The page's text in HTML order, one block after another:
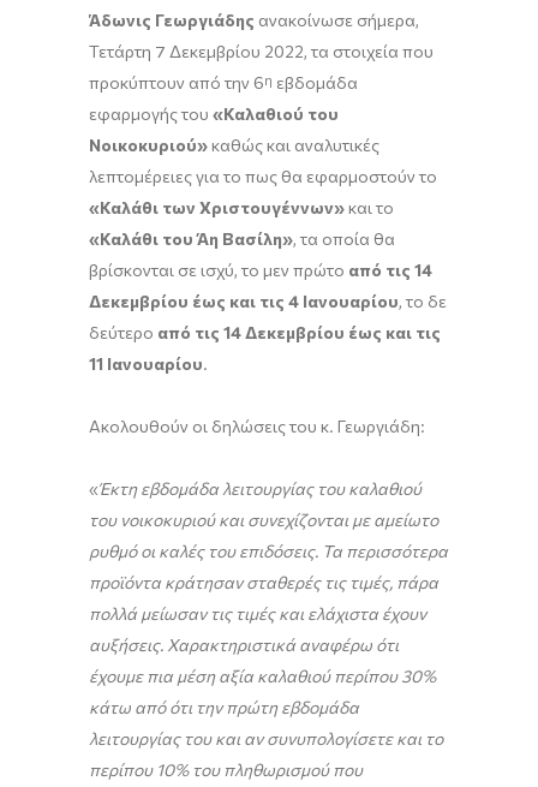
Άδωνις Γεωργιάδης ανακοίνωσε σήμερα,
Τετάρτη 7 Δεκεμβρίου 2022, τα στοιχεία που
προκύπτουν από την 6η εβδομάδα
εφαρμογής του «Καλαθιού του
Νοικοκυριού»καθώς και αναλυτικές
λεπτομέρειες για το πως θα εφαρμοστούν το
«Καλάθι των Χριστουγέννων»και το
«Καλάθι του Άη Βασίλη», τα οποία θα
βρίσκονται σε ισχύ, το μεν πρώτο από τις 14
Δεκεμβρίου έως και τις 4 Ιανουαρίου, το δε
δεύτερο από τις 14 Δεκεμβρίου έως και τις
11 Ιανουαρίου.
Ακολουθούν οι δηλώσεις του κ. Γεωργιάδη:
«Έκτη εβδομάδα λειτουργίας του καλαθιού
του νοικοκυριού και συνεχίζονται με αμείωτο
ρυθμό οι καλές του επιδόσεις. Τα περισσότερα
προϊόντα κράτησαν σταθερές τις τιμές, πάρα
πολλά μείωσαν τις τιμές και ελάχιστα έχουν
αυξήσεις. Χαρακτηριστικά αναφέρω ότι
έχουμε πια μέση αξία καλαθιού περίπου 30%
κάτω από ότι την πρώτη εβδομάδα
λειτουργίας του και αν συνυπολογίσετε και το
περίπου 10% του πληθωρισμού που